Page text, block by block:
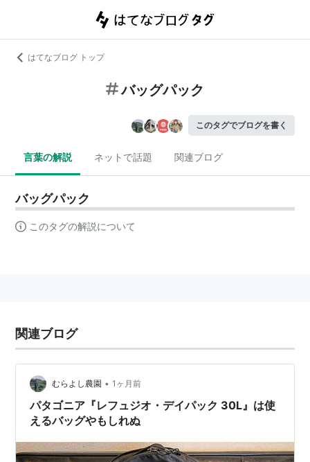
はてなブログ トップ
バッグパック
このタグでブログを書く
言葉の解説 ネットで話題 関連ブログ
バッグパック
このタグの解説について
関連ブログ
むらよし農園 • 1ヶ月前
パタゴニア『レフュジオ・デイパック 30L』は使
えるバッグやもしれぬ